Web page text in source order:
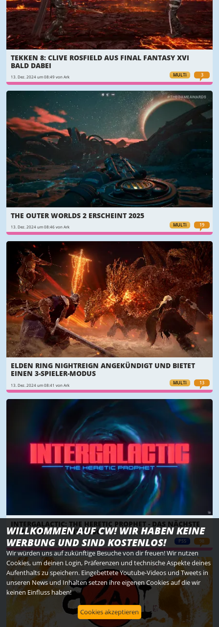
MULTI 3
TEKKEN 8: CLIVE ROSFIELD AUS FINAL FANTASY XVI
BALD DABEI
13. Dez. 2024 um 08:49 von Ark
MULTI 19
THE OUTER WORLDS 2 ERSCHEINT 2025
13. Dez. 2024 um 08:46 von Ark
MULTI 13
ELDEN RING NIGHTREIGN ANGEKÜNDIGT UND BIETET
EINEN 3-SPIELER-MODUS
13. Dez. 2024 um 08:41 von Ark
PS5 98
INTERGALACTIC: THE HERETIC PROPHET - DAS NÄCHSTE
SPIEL VON NAUGHTY DOG
13. Dez. 2024 um 05:49 von Novellist
WILLKOMMEN AUF CW! WIR HABEN KEINE
WERBUNG UND SIND KOSTENLOS!
Wir würden uns auf zukünftige Besuche von dir freuen! Wir nutzen
Cookies, um deinen Login, Präferenzen und technische Aspekte deines
Aufenthalts zu speichern. Eingebettete Youtube-Videos und Tweets in
unseren News und Inhalten setzen ihre eigenen Cookies auf die wir
keinen Einfluss haben!
Cookies akzeptieren